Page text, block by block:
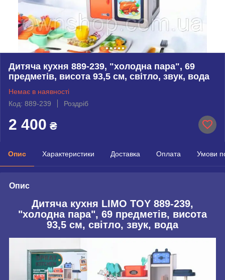
Дитяча кухня 889-239, "холодна пара", 69
предметів, висота 93,5 см, світло, звук, вода
Немає в наявності
Код: 889-239
Роздріб
2 400 ₴
Опис Характеристики Доставка Оплата Умови
Опис
Дитяча кухня LIMO TOY 889-239,
"холодна пара", 69 предметів, висота
93,5 см, світло, звук, вода